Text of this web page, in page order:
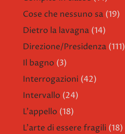
Cose che nessuno sa (19)
Dietro la lavagna (14)
Direzione/Presidenza (111)
Il bagno (3)
Interrogazioni (42)
Intervallo (24)
L'appello (18)
L'arte di essere fragili (18)